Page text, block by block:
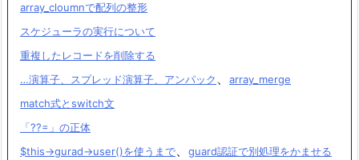
array_cloumnで配列の整形
スケジューラの実行について
重複したレコードを削除する
…演算子、スプレッド演算子、アンパック 、
array_merge
match式とswitch文
「??=」の正体
$this->gurad->user()を使うまで、
guard認証で別処理をかませる